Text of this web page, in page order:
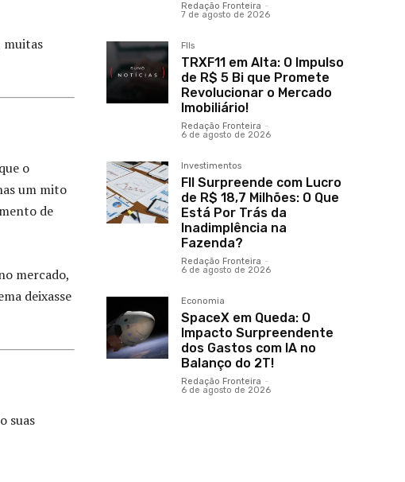
muitas
o
um mito
de
mercado,
deixasse
suas
Redação Fronteira -
7 de agosto de 2026
FIIs
TRXF11 em Alta: O Impulso
de R$ 5 Bi que Promete
Revolucionar o Mercado
Imobiliário!
Redação Fronteira -
6 de agosto de 2026
Investimentos
FII Surpreende com Lucro
de R$ 18,7 Milhões: O Que
Está Por Trás da
Inadimplência na
Fazenda?
Redação Fronteira -
6 de agosto de 2026
Economia
SpaceX em Queda: O
Impacto Surpreendente
dos Gastos com IA no
Balanço do 2T!
Redação Fronteira -
6 de agosto de 2026